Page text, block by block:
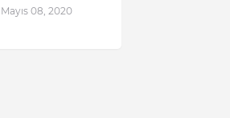
Mayıs 08, 2020